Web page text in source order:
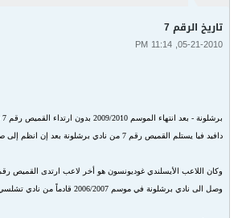
تاريخ الرقم 7
05-21-2010, 11:14 PM
دافيد فيا يستلم القميص رقم 7 من نادي برشلونة بعد إن انظم إلى صفوف نادي برشلونة قبل يومين .
وصل الى نادي برشلونة في موسم 2006/2007 قادماً من نادي تشلسي الانكليزي .